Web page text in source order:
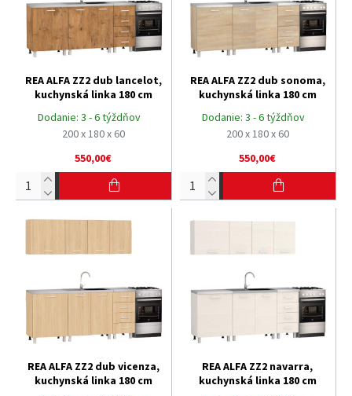
Dodanie: 3 - 6 týždňov
200 x 180 x 60
REA ALFA ZZ2 dub lancelot,
kuchynská linka 180 cm
550,00€
Dodanie: 3 - 6 týždňov
200 x 180 x 60
REA ALFA ZZ2 dub sonoma,
kuchynská linka 180 cm
550,00€
REA ALFA ZZ2 dub vicenza,
kuchynská linka 180 cm
REA ALFA ZZ2 navarra,
kuchynská linka 180 cm